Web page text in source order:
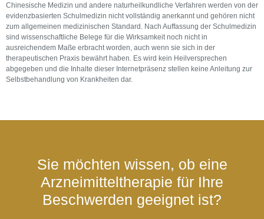
Chinesische Medizin und andere naturheilkundliche Verfahren werden von der
evidenzbasierten Schulmedizin nicht vollständig anerkannt und gehören nicht
zum allgemeinen medizinischen Standard. Nach Auffassung der Schulmedizin
sind wissenschaftliche Belege für die Wirksamkeit noch nicht in
ausreichendem Maße erbracht worden, auch wenn sie sich in der
therapeutischen Praxis bewährt haben. Es wird kein Heilversprechen
abgegeben und die Inhalte dieser Internetpräsenz stellen keine Anleitung zur
Selbstbehandlung von Krankheiten dar.
Sie möchten wissen, ob eine
Arzneimitteltherapie für Ihre
Beschwerden geeignet ist?